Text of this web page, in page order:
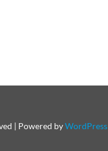
| Powered byWordPress